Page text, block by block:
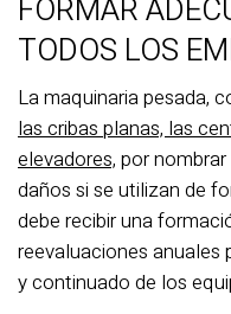
FORMAR
TODOS LOS
La maquinaria pesada,
las cribas planas, las
elevadores, por
daños si se utilizan de
debe recibir una
reevaluaciones anuales
y continuado de los